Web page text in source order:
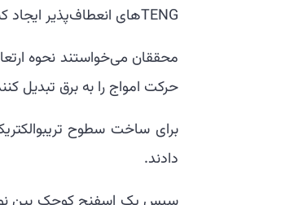
TENGهای انعطاف‌پذیر ایجاد کنند.
محققان می‌خواستند نحوه
حرکت امواج را به برق تبدیل
دادند.